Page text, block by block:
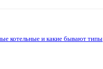
котельные и какие бывают типы